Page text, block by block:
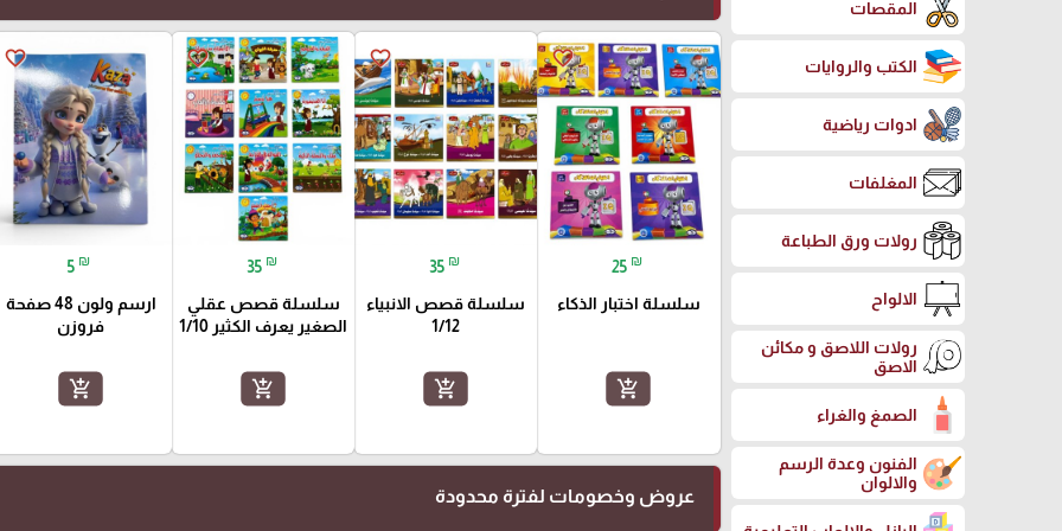
المقصات
الكتب والروايات
ادوات رياضية
المغلفات
رولات ورق الطباعة
الالواح
رولات اللاصق و مكائن
الاصق
الصمغ والغراء
الفنون وعدة الرسم
والالوان
favorite_border
25 ₪
سلسلة اختبار الذكاء
add_shopping_cart
favorite_border
35 ₪
سلسلة قصص الانبياء
1/12
add_shopping_cart
favorite_border
35 ₪
سلسلة قصص عقلي
الصغير يعرف الكثير 1/10
add_shopping_cart
favorite_border
5 ₪
ارسم ولون 48 صفحة
فروزن
add_shopping_cart
عروض وخصومات لفترة محدودة